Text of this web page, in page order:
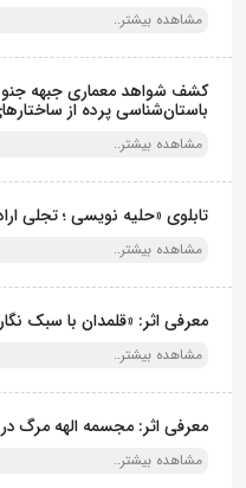
مشاهده بیشتر..
کشف شواهد معماری جبهه
باستان‌شناسی پرده از
مشاهده بیشتر..
تابلوی «حلیه نویسی ؛ تجلی
مشاهده بیشتر..
معرفی اثر: «قلمدان با سبک
مشاهده بیشتر..
معرفی اثر: مجسمه الهه مرگ
مشاهده بیشتر..